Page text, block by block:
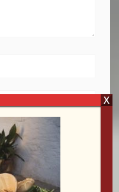
y web en este
X